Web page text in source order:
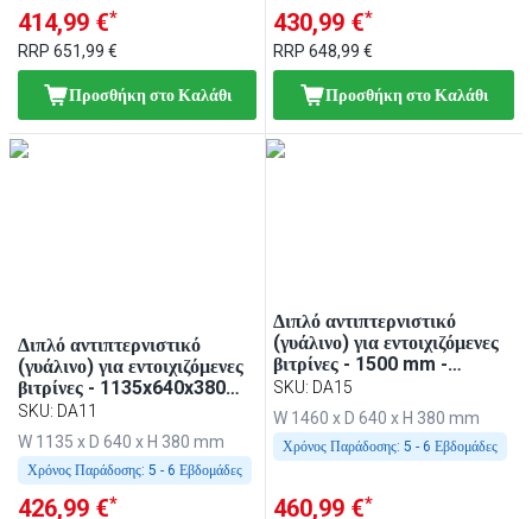
414,99 €*
RRP 651,99 €
Προσθήκη στο Καλάθι
430,99 €*
RRP648,99 €
Προσθήκη στο Καλάθι
Διπλό αντιπτερνιστικό
(γυάλινο) για εντοιχιζόμενες
βιτρίνες - 1135x640x380
mm - κατάλληλο για BA116,
WA116, KA116, PA116 &
EA116
SKU: DA11
W 1135 x D 640 x H 380 mm
Χρόνος Παράδοσης: 5 - 6 Εβδομάδες
426,99 €*
Διπλό αντιπτερνιστικό
(γυάλινο) για εντοιχιζόμενες
βιτρίνες - 1500 mm -
κατάλληλο για BA156,
WA156, KA156, PA156 &
EA156
SKU: DA15
W 1460 x D 640 x H 380 mm
Χρόνος Παράδοσης: 5 - 6 Εβδομάδες
460,99 €*